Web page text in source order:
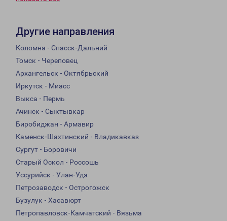
Другие направления
Коломна - Спасск-Дальний
Томск - Череповец
Архангельск - Октябрьский
Иркутск - Миасс
Выкса - Пермь
Ачинск - Сыктывкар
Биробиджан - Армавир
Каменск-Шахтинский - Владикавказ
Сургут - Боровичи
Старый Оскол - Россошь
Уссурийск - Улан-Удэ
Петрозаводск - Острогожск
Бузулук - Хасавюрт
Петропавловск-Камчатский - Вязьма